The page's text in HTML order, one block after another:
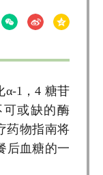
1，4 糖苷
或缺的酶
药物指南将
后血糖的一